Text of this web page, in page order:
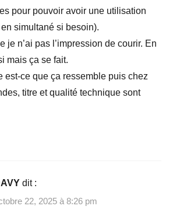
pour pouvoir avoir une utilisation
simultané si besoin).
je n’ai pas l’impression de courir. En
mais ça se fait.
est-ce que ça ressemble puis chez
titre et qualité technique sont
dit :
22, 2025 à 8:26 pm